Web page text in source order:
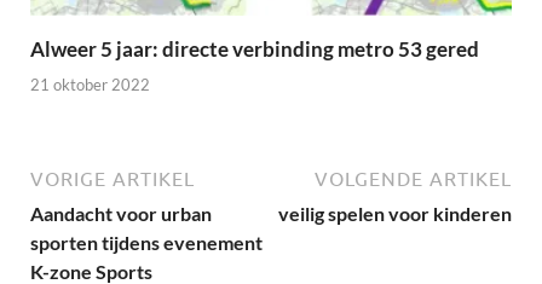
Alweer 5 jaar: directe verbinding metro 53 gered
21 oktober 2022
VORIGE ARTIKEL
Aandacht voor urban
sporten tijdens evenement
K-zone Sports
VOLGENDE ARTIKEL
veilig spelen voor kinderen